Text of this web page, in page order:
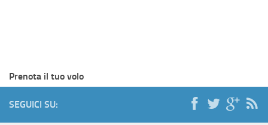
Prenota il tuo volo
SEGUICI SU: